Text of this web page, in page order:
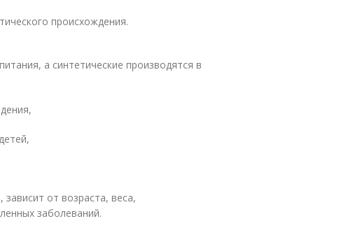
происхождения.
а синтетические производятся в
от возраста, веса,
заболеваний.